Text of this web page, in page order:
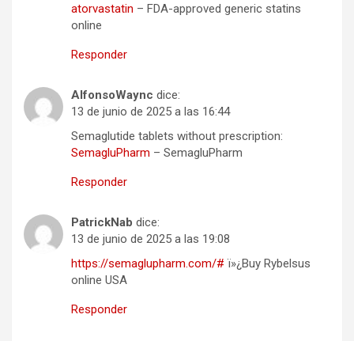
atorvastatin – FDA-approved generic statins
online
Responder
AlfonsoWaync dice:
13 de junio de 2025 a las 16:44
Semaglutide tablets without prescription:
SemagluPharm – SemagluPharm
Responder
PatrickNab dice:
13 de junio de 2025 a las 19:08
https://semaglupharm.com/# ï»¿Buy Rybelsus
online USA
Responder